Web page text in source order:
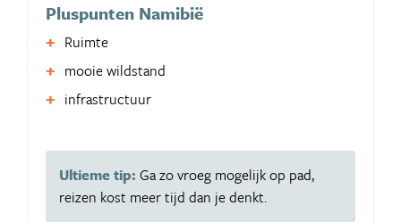
Pluspunten Namibië
Ruimte
mooie wildstand
infrastructuur
Ultieme tip: Ga zo vroeg mogelijk op pad,
reizen kost meer tijd dan je denkt.